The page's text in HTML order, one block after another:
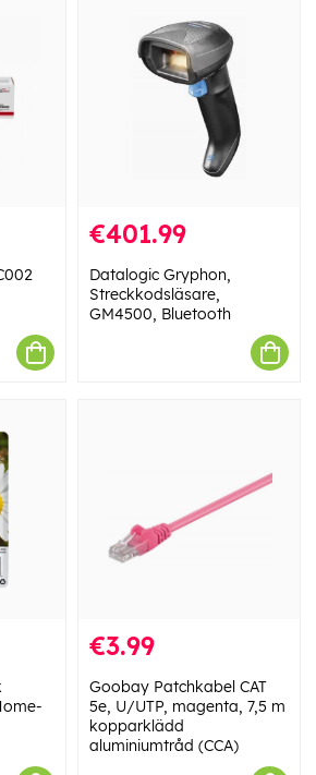
€401.99
Datalogic Gryphon,
Streckkodsläsare,
GM4500, Bluetooth
€3.99
Goobay Patchkabel CAT
5e, U/UTP, magenta, 7,5 m
kopparklädd
aluminiumtråd (CCA)